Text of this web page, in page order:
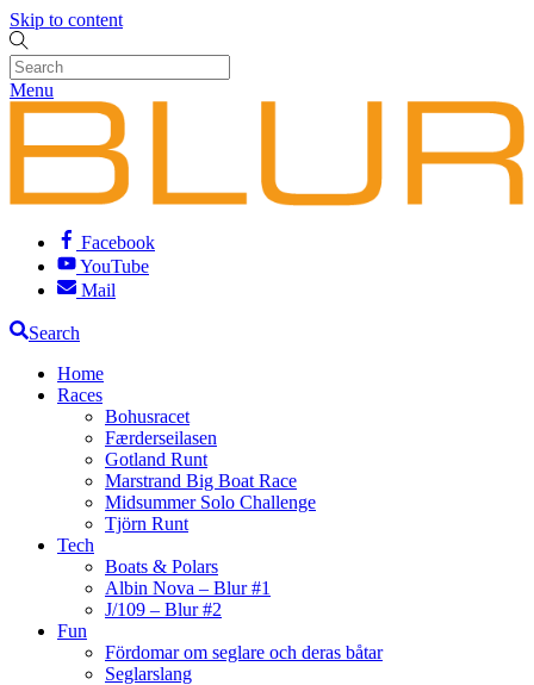
Skip to content
Menu
Facebook
YouTube
Mail
Search
Home
Races
Bohusracet
Færderseilasen
Gotland Runt
Marstrand Big Boat Race
Midsummer Solo Challenge
Tjörn Runt
Tech
Boats & Polars
Albin Nova – Blur #1
J/109 – Blur #2
Fun
Fördomar om seglare och deras båtar
Seglarslang